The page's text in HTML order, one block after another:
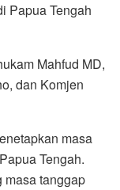
Papua Tengah
Mahfud MD,
dan Komjen
masa
Tengah.
masa tanggap